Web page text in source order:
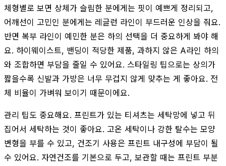
체형별로 보면 상체가 슬림한 분에게는 핏이 예쁘게 정리되고,
어깨선이 고민인 분에게는 레글런 라인이 부드러운 인상을 줘요.
반면 복부 라인이 예민한 분은 하의 선택을 더 중요하게 봐야 해
요. 하이웨이스트, 밴딩이 적당한 제품, 과하지 않은 A라인 하의
와 조합하면 부담을 줄일 수 있어요. 스타일링 팁으로는 상의가
짧을수록 신발과 가방은 너무 무겁지 않게 맞추는 게 좋아요. 전
체 비율이 가벼워 보이기 때문이에요.
관리 팁도 중요해요. 프린트가 있는 티셔츠는 세탁망에 넣고 뒤
집어서 세탁하는 것이 좋아요. 고온 세탁이나 강한 탈수는 모양
변형을 부를 수 있고, 건조기 사용은 프린트 내구성에 부담이 될
수 있어요. 자연건조를 기본으로 두고, 보관할 때는 프린트 부분